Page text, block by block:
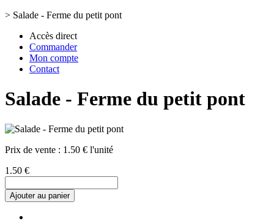
> Salade - Ferme du petit pont
Accès direct
Commander
Mon compte
Contact
Salade - Ferme du petit pont
Prix de vente : 1.50 € l'unité
1.50 €
Ajouter au panier